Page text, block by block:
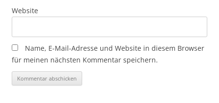
Website
Name, E-Mail-Adresse und Website in diesem Browser
für meinen nächsten Kommentar speichern.